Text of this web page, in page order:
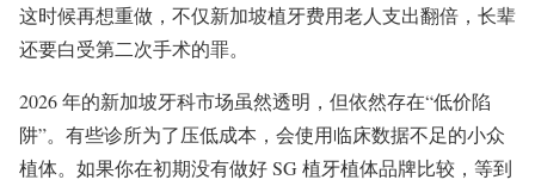
这时候再想重做，不仅新加坡植牙费用老人支出翻倍，长辈
还要白受第二次手术的罪。
2026 年的新加坡牙科市场虽然透明，但依然存在“低价陷
阱”。有些诊所为了压低成本，会使用临床数据不足的小众
植体。如果你在初期没有做好 SG 植牙植体品牌比较，等到